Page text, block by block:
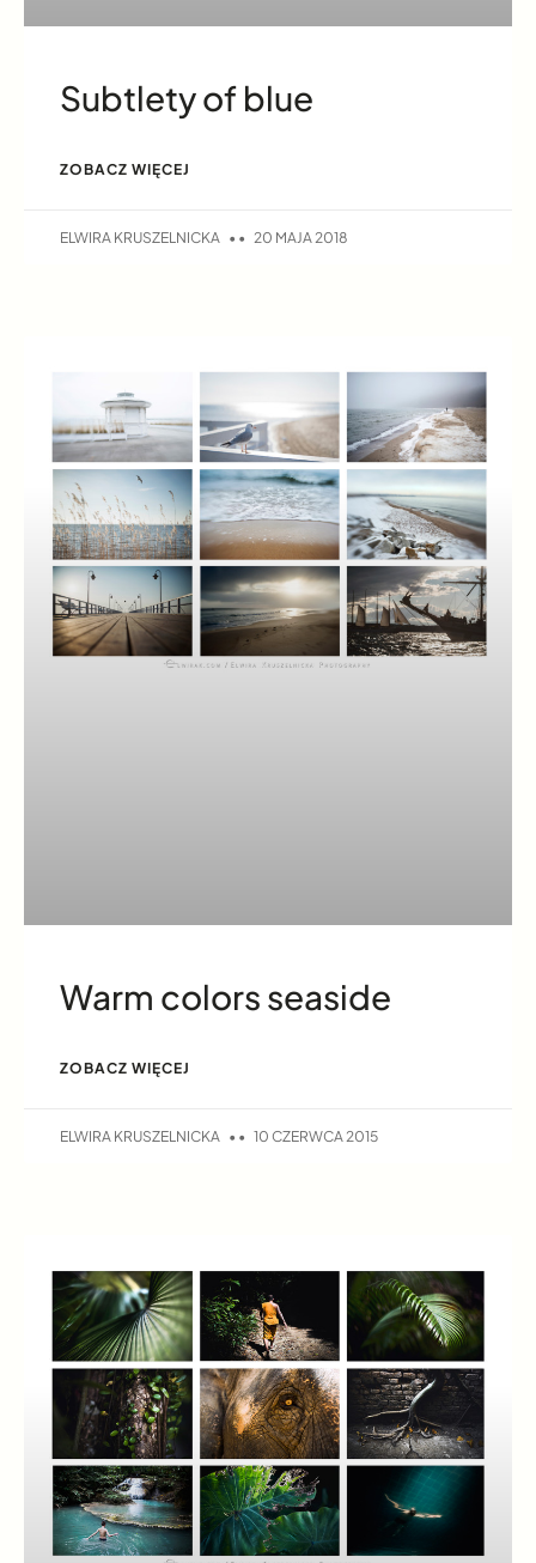
Subtlety of blue
ZOBACZ WIĘCEJ
ELWIRA KRUSZELNICKA 20 MAJA 2018
Warm colors seaside
ZOBACZ WIĘCEJ
ELWIRA KRUSZELNICKA 10 CZERWCA 2015